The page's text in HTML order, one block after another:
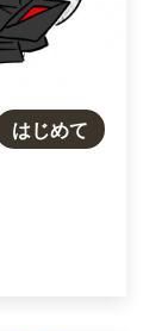
はじめて